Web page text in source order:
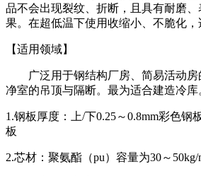
品不会出现裂纹、折断，且具有耐磨
果。在超低温下使用收缩小、不脆化
【适用领域】
广泛用于钢结构厂房、简易活动房
净室的吊顶与隔断。最为适合建造冷库
1.钢板厚度：上/下0.25～0.8mm彩色钢
板
2.芯材：聚氨酯（pu）容量为30～50kg/